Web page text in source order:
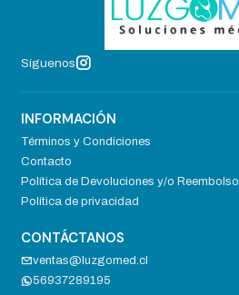
Síguenos
INFORMACIÓN
Términos y Condiciones
Contacto
Política de Devoluciones y/o Reembolso
Política de privacidad
CONTÁCTANOS
ventas@luzgomed.cl
56937289195